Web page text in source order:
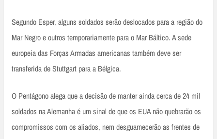
Segundo Esper, alguns soldados serão deslocados para a região do
Mar Negro e outros temporariamente para o Mar Báltico. A sede
europeia das Forças Armadas americanas também deve ser
transferida de Stuttgart para a Bélgica.
O Pentágono alega que a decisão de manter ainda cerca de 24 mil
soldados na Alemanha é um sinal de que os EUA não quebrarão os
compromissos com os aliados, nem desguarnecerão as frentes de